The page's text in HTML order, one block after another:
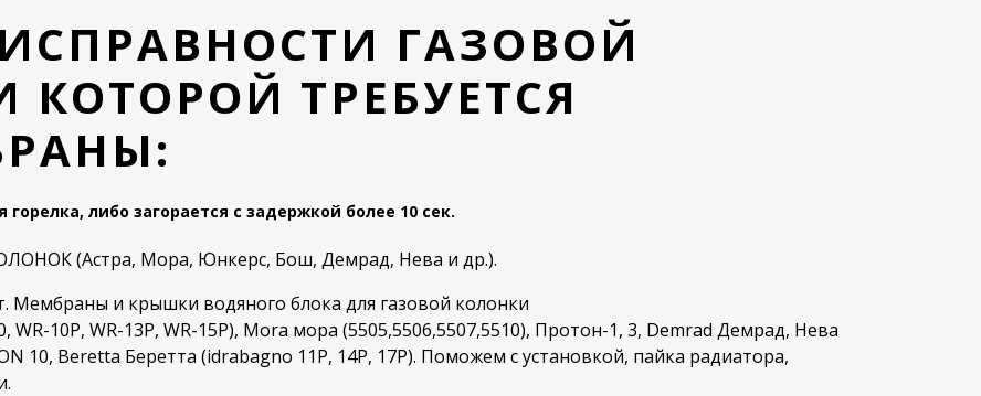
ГАЗОВОЙ
ТРЕБУЕТСЯ
горелка, либо загорается с задержкой более 10 сек.
(Астра, Мора, Юнкерс, Бош, Демрад, Нева и др.).
Мембраны и крышки водяного блока для газовой колонки
WR-10P, WR-13P, WR-15P), Mora мора (5505,5506,5507,5510), Протон-1, 3, Demrad Демрад, Нева
10, Beretta Беретта (idrabagno 11P, 14P, 17P). Поможем с установкой, пайка радиатора,